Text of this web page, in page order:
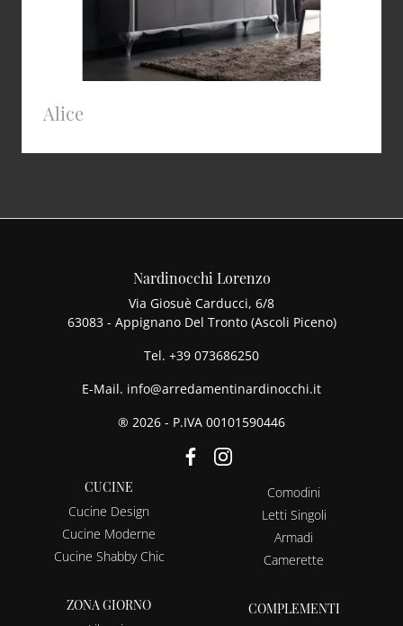
Alice
Nardinocchi Lorenzo
Via Giosuè Carducci, 6/8
63083 - Appignano Del Tronto (Ascoli Piceno)
Tel. +39 073686250
E-Mail. info@arredamentinardinocchi.it
® 2026 - P.IVA 00101590446
CUCINE
Cucine Design
Cucine Moderne
Cucine Shabby Chic
ZONA GIORNO
Comodini
Letti Singoli
Armadi
Camerette
COMPLEMENTI